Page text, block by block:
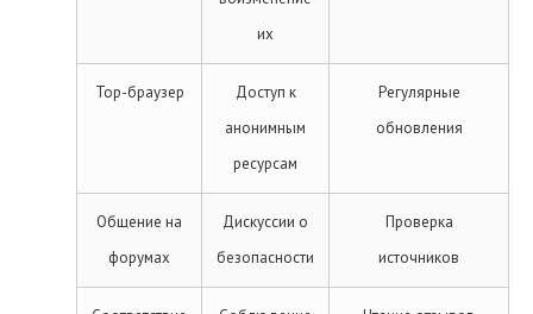
их
Тор-брaузер
Доступ к
анонимным
ресурсам
Регулярные
обновления
Общение на
форумах
Дискуссии о
безопасности
Проверка
источников